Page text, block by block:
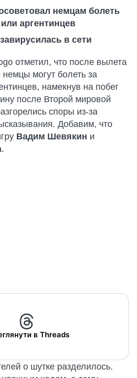
немцам болеть
аргентинцев
в сети
отметил, что после вылета
могут болеть за
намекнув на побег
после Второй мировой
споры из-за
Добавим, что
Вадим Шевякин и
.
в Threads
о шутке разделилось.